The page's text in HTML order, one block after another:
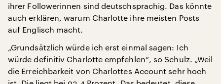
ihrer Followerinnen sind deutschsprachig. Das könnte
auch erklären, warum Charlotte ihre meisten Posts
auf Englisch macht.
„Grundsätzlich würde ich erst einmal sagen: Ich
würde definitiv Charlotte empfehlen“, so Schulz. „Weil
die Erreichbarkeit von Charlottes Account sehr hoch